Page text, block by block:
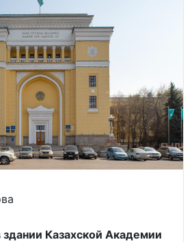
Казахской Академии